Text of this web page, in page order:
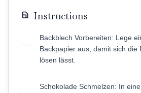
Instructions
Backblech Vorbereiten: Lege
Backpapier aus, damit sich die
lösen lässt.
Schokolade Schmelzen: In